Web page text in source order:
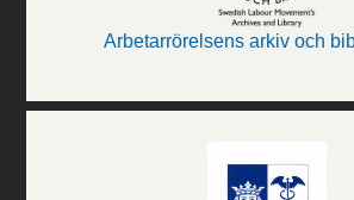
Arbetarrörelsens arkiv och